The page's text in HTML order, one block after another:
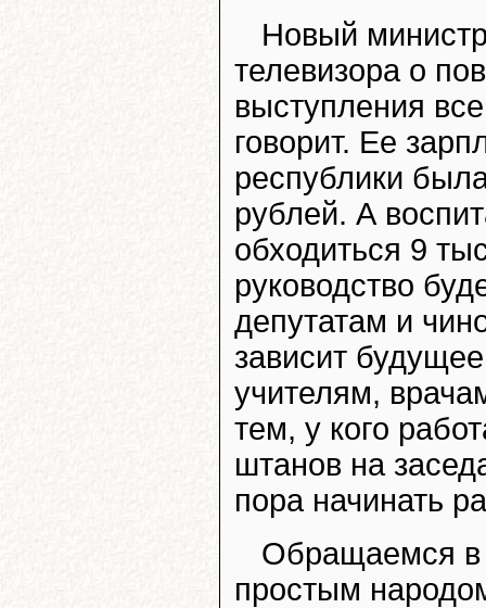
Новый
телевизора о
выступления
говорит. Ее
республики
рублей. А
обходиться 9
руководство
депутатам и
зависит
учителям,
тем, у кого
штанов на
пора начинать
Обращаемся в
простым